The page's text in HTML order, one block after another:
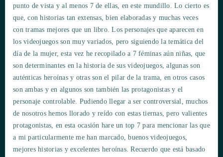
punto de vista y al menos 7 de ellas, en este mundillo. Lo cierto es
que, con historias tan extensas, bien elaboradas y muchas veces
con tramas mejores que un libro. Los personajes que aparecen en
los videojuegos son muy variados, pero siguiendo la temática del
día de la mujer, esta vez he recopilado a 7 féminas aún niñas, que
son determinantes en la historia de sus videojuegos, algunas son
auténticas heroínas y otras son el pilar de la trama, en otros casos
son ambas y en algunos son también las protagonistas y el
personaje controlable. Pudiendo llegar a ser controversial, muchos
de nosotros hemos llorado y reído con estas tiernas, pero valientes
protagonistas, en esta ocasión hare un top 7 para mencionar las que
a mi particularmente me han marcado, buenos videojuegos,
mejores historias y excelentes heroínas. Recuerdo que está basado